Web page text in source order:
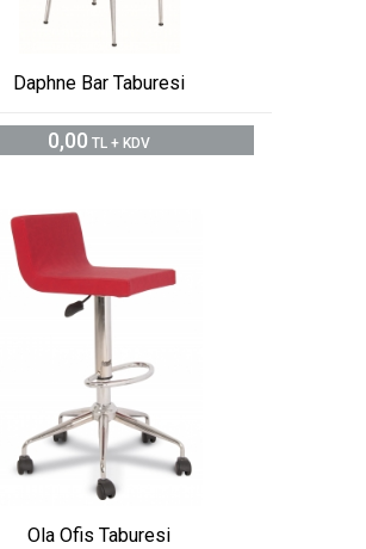
Daphne Bar Taburesi
0,00 TL + KDV
Ola Ofis Taburesi